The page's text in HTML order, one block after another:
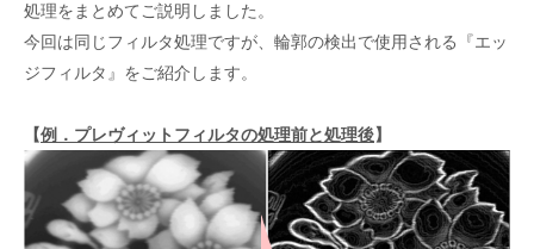
処理をまとめてご説明しました。
今回は同じフィルタ処理ですが、輪郭の検出で使用される『エッ
ジフィルタ』をご紹介します。
【例．プレヴィットフィルタの処理前と処理後】